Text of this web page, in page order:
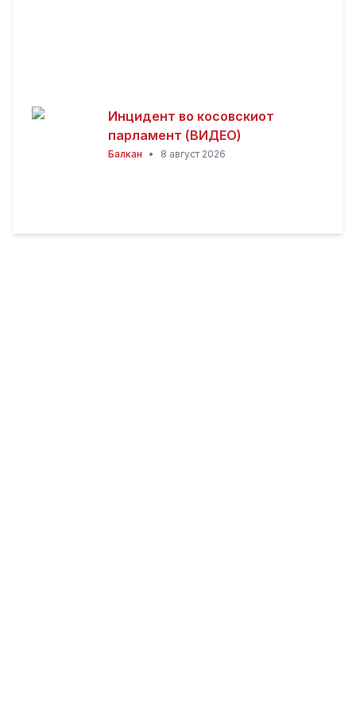
Инцидент во косовскиот
парламент (ВИДЕО)
Балкан • 8 август 2026